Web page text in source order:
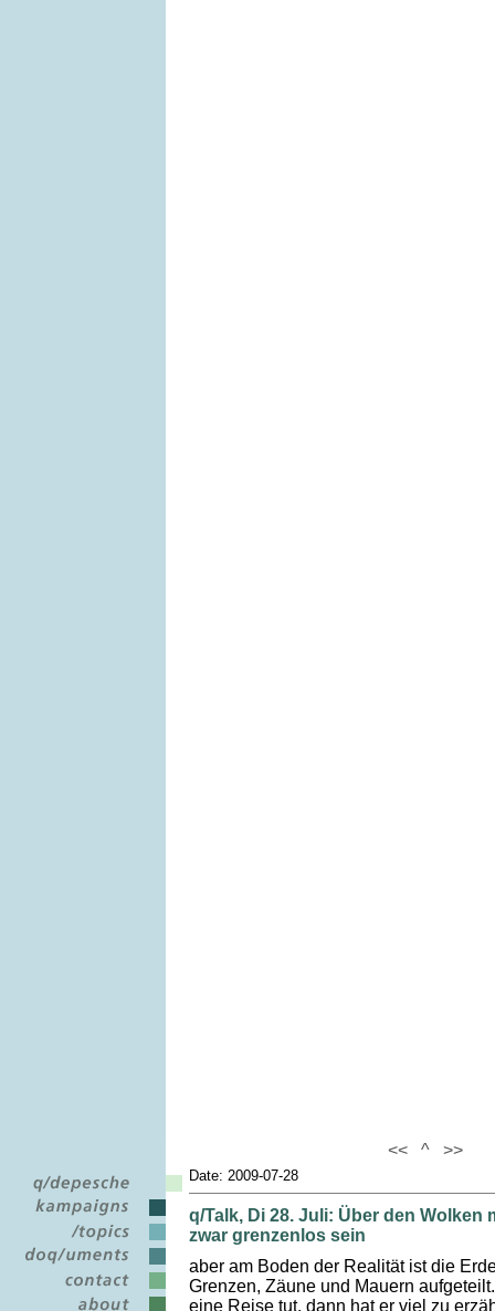
<< ^ >>
Date: 2009-07-28
q/Talk, Di 28. Juli: Über den Wolken
zwar grenzenlos sein
aber am Boden der Realität ist die
Grenzen, Zäune und Mauern
eine Reise tut, dann hat er viel zu